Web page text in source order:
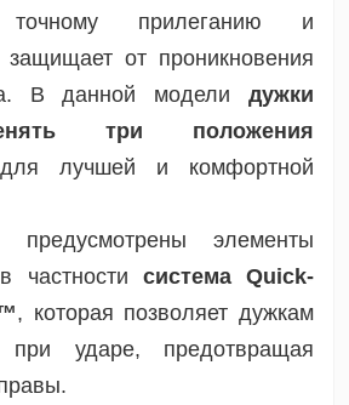
точному прилеганию и
защищает от проникновения
В данной модели дужки
три положения
лучшей и комфортной
предусмотрены элементы
частности система Quick-
, которая позволяет дужкам
при ударе, предотвращая